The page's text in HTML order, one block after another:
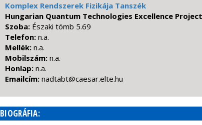
Komplex Rendszerek Fizikája Tanszék
Hungarian Quantum Technologies Excellence Project
Szoba: Északi tömb 5.69
Telefon: n.a.
Mellék: n.a.
Mobilszám: n.a.
Honlap: n.a.
Emailcím: uh.etle.raseac@tbatdan
BIOGRÁFIA: